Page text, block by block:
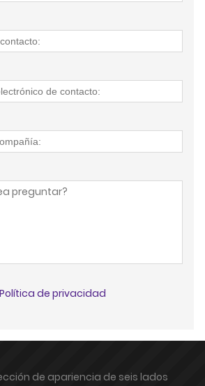
Política de privacidad
de apariencia de seis lados